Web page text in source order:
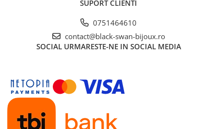
SUPORT CLIENTI
0751464610
contact@black-swan-bijoux.ro
SOCIAL URMARESTE-NE IN SOCIAL MEDIA